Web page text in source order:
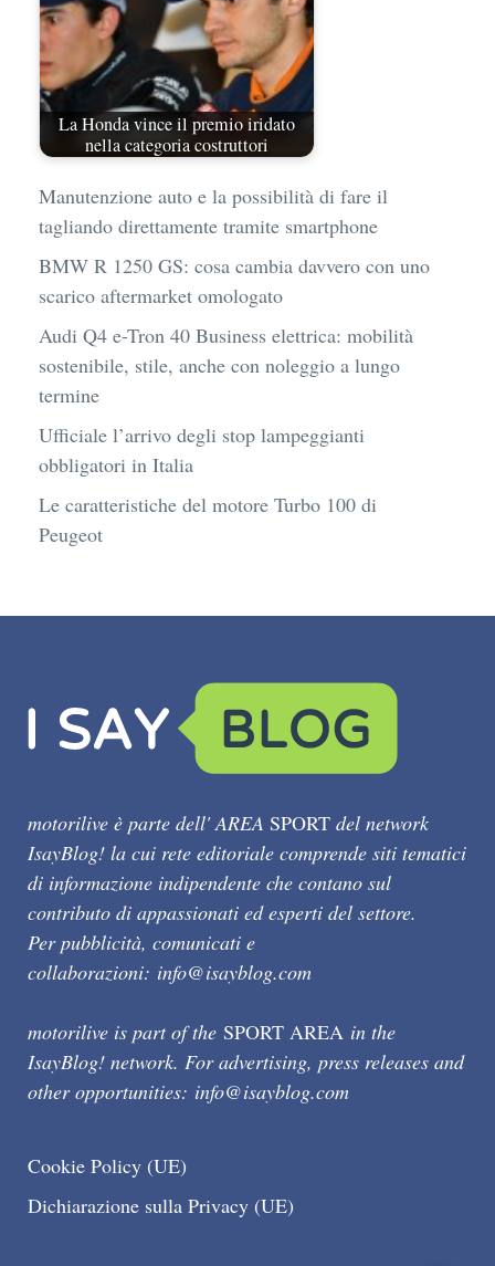
La Honda vince il premio iridato
nella categoria costruttori
Manutenzione auto e la possibilità di fare il
tagliando direttamente tramite smartphone
BMW R 1250 GS: cosa cambia davvero con uno
scarico aftermarket omologato
Audi Q4 e-Tron 40 Business elettrica: mobilità
sostenibile, stile, anche con noleggio a lungo
termine
Ufficiale l’arrivo degli stop lampeggianti
obbligatori in Italia
Le caratteristiche del motore Turbo 100 di
Peugeot
motorilive è parte dell' AREA SPORT del network
IsayBlog! la cui rete editoriale comprende siti tematici
di informazione indipendente che contano sul
contributo di appassionati ed esperti del settore.
Per pubblicità, comunicati e
collaborazioni: info@isayblog.com
motorilive is part of the SPORT AREA in the
IsayBlog! network. For advertising, press releases and
other opportunities: info@isayblog.com
Cookie Policy (UE)
Dichiarazione sulla Privacy (UE)